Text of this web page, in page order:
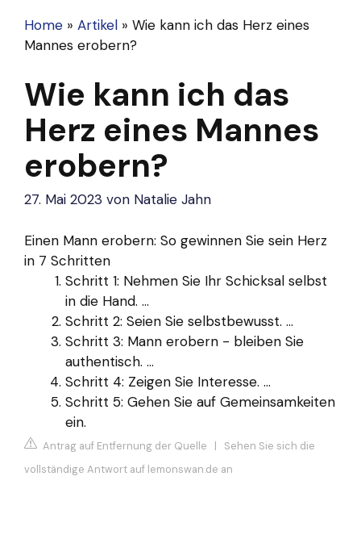
Home » Artikel » Wie kann ich das Herz eines
Mannes erobern?
Wie kann ich das
Herz eines Mannes
erobern?
27. Mai 2023 von Natalie Jahn
Einen Mann erobern: So gewinnen Sie sein Herz
in 7 Schritten
Schritt 1: Nehmen Sie Ihr Schicksal selbst
in die Hand. ...
Schritt 2: Seien Sie selbstbewusst. ...
Schritt 3: Mann erobern - bleiben Sie
authentisch. ...
Schritt 4: Zeigen Sie Interesse. ...
Schritt 5: Gehen Sie auf Gemeinsamkeiten
ein.
Antrag auf Entfernung der Quelle | Sehen Sie sich die
vollständige Antwort auf lemonswan.de an